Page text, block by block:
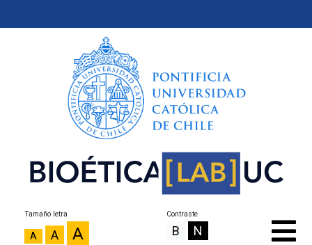
Tamaño letra
A A A
Contraste
B N